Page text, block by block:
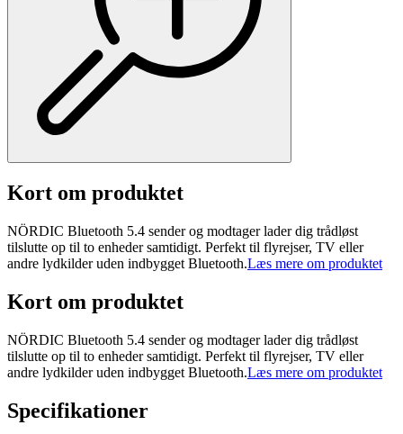
Kort om produktet
NÖRDIC Bluetooth 5.4 sender og modtager lader dig trådløst
tilslutte op til to enheder samtidigt. Perfekt til flyrejser, TV eller
andre lydkilder uden indbygget Bluetooth.Læs mere om produktet
Kort om produktet
NÖRDIC Bluetooth 5.4 sender og modtager lader dig trådløst
tilslutte op til to enheder samtidigt. Perfekt til flyrejser, TV eller
andre lydkilder uden indbygget Bluetooth.Læs mere om produktet
Specifikationer